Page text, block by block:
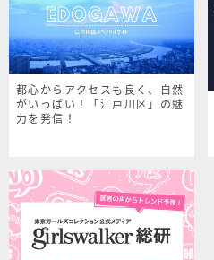
都心からアクセスも良く、自然
がいっぱい！「江戸川区」の魅
力を発信！